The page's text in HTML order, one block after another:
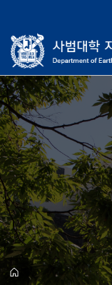
메
뉴